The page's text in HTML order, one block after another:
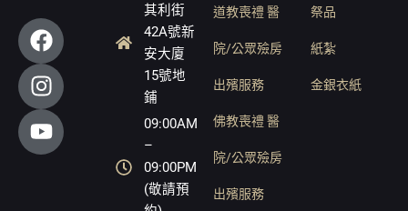
F
a
c
e
b
o
I
n
s
t
a
g
Y
o
u
t
u
b
其利街
42A號新
安大廈
15號地
鋪
09:00AM
–
09:00PM
(敬請預
道教喪禮 醫
院/公眾殮房
出殯服務
佛教喪禮 醫
院/公眾殮房
出殯服務
祭品
紙紮
金銀衣紙